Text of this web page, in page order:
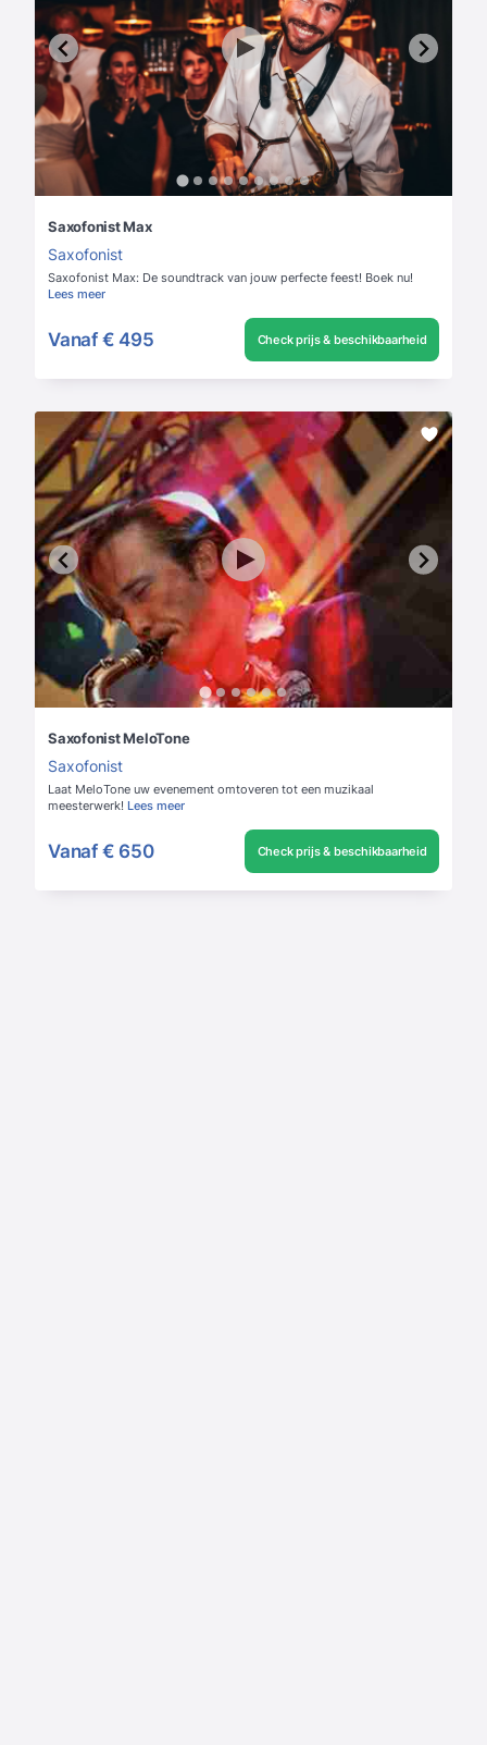
Saxofonist Max
Saxofonist
Saxofonist Max: De soundtrack van jouw perfecte feest! Boek nu!
Lees meer
Vanaf € 495 Check prijs & beschikbaarheid
Saxofonist MeloTone
Saxofonist
Laat MeloTone uw evenement omtoveren tot een muzikaal
meesterwerk! Lees meer
Vanaf € 650 Check prijs & beschikbaarheid